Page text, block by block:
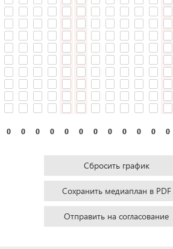
0 0 0 0 0 0 0 0 0 0 0 0
Сбросить график
Сохранить медиаплан в PDF
Отправить на согласование